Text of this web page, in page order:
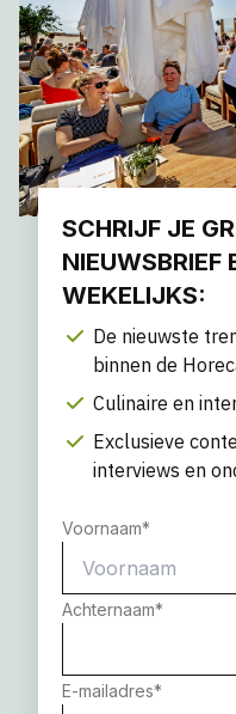
SCHRIJF JE
NIEUWSBRIEF
WEKELIJKS:
De nieuwste
binnen de
Culinaire en
Exclusieve
interviews en
Voornaam*
Achternaam*
E-mailadres*